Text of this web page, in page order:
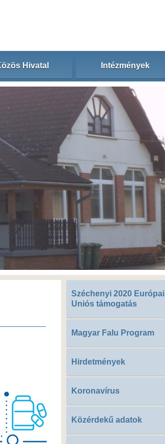
Hivatal Intézmények
Széchenyi 2020 Európai
Uniós támogatás
Magyar Falu Program
Hirdetmények
Koronavírus
Közérdekű adatok